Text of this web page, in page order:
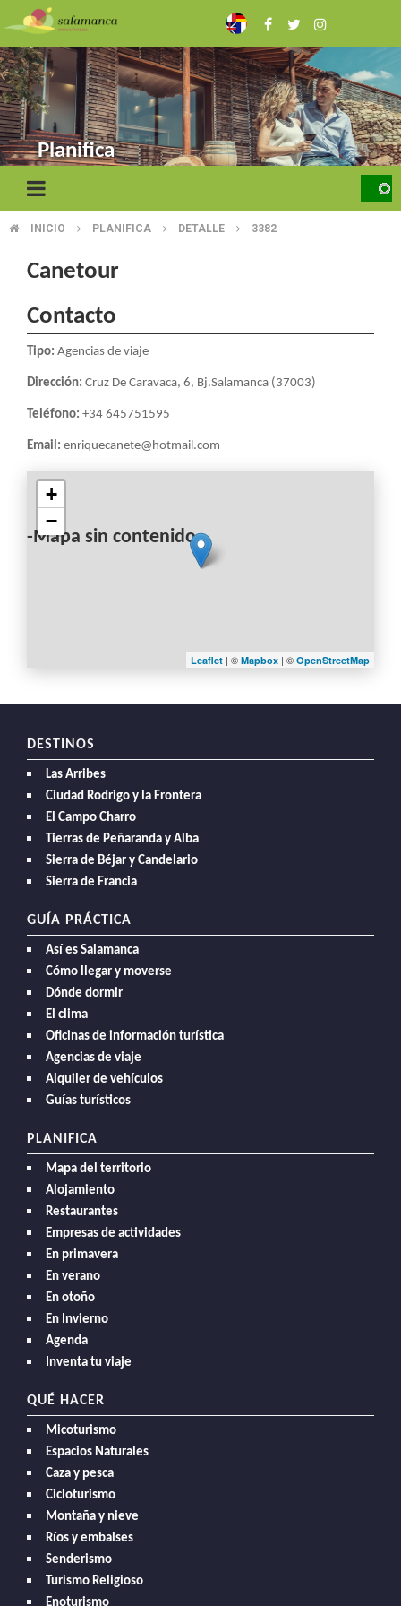
Pasar
al
contenido
principal
Planifica
SOBRESCRIBIR
ENLACES
DE
AYUDA
LA
NAVEGACIÓN
INICIO PLANIFICA DETALLE 3382
Canetour
Contacto
Tipo: Agencias de viaje
Dirección: Cruz De Caravaca, 6, Bj.Salamanca (37003)
Teléfono: +34 645751595
Email: enriquecanete@hotmail.com
-Mapa sin contenido-
+
−
Leaflet | © Mapbox | © OpenStreetMap
DESTINOS
Las Arribes
Ciudad Rodrigo y la Frontera
El Campo Charro
Tierras de Peñaranda y Alba
Sierra de Béjar y Candelario
Sierra de Francia
GUÍA PRÁCTICA
Así es Salamanca
Cómo llegar y moverse
Dónde dormir
El clima
Oficinas de información turística
Agencias de viaje
Alquiler de vehículos
Guías turísticos
PLANIFICA
Mapa del territorio
Alojamiento
Restaurantes
Empresas de actividades
En primavera
En verano
En otoño
En Invierno
Agenda
Inventa tu viaje
QUÉ HACER
Micoturismo
Espacios Naturales
Caza y pesca
Cicloturismo
Montaña y nieve
Ríos y embalses
Senderismo
Turismo Religioso
Enoturismo